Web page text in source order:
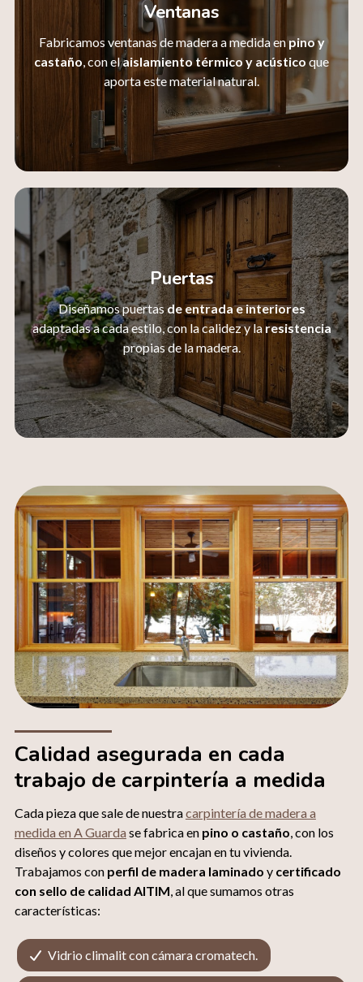
Ventanas
Fabricamos ventanas de madera a medida enpino y
castaño, con elaislamiento térmico y acústico que
aporta este material natural.
Puertas
Diseñamos puertasde entrada e interiores
adaptadas a cada estilo, con la calidez y la resistencia
propias de la madera.
Calidad asegurada en cada
trabajo de carpintería a medida
Cada pieza que sale de nuestracarpintería de madera a
medida en A Guarda se fabrica en pino o castaño , con los
diseños y colores que mejor encajan en tu vivienda.
Trabajamos con perfil de madera laminado y certificado
con sello de calidad AITIM , al que sumamos otras
características:
Vidrio climalit con cámara cromatech.